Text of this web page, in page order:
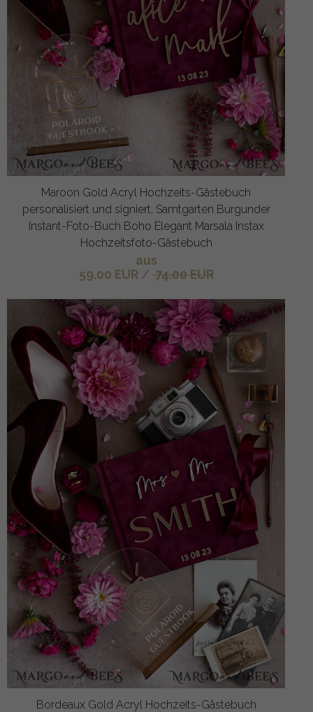
Maroon Gold Acryl Hochzeits-Gästebuch
personalisiert und signiert, Samtgarten Burgunder
Instant-Foto-Buch Boho Elegant Marsala Instax
Hochzeitsfoto-Gästebuch
aus
59.00 EUR / 74.00 EUR
Bordeaux Gold Acryl Hochzeits-Gästebuch